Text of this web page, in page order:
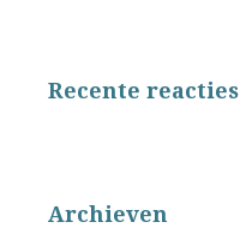
Recente reacties
Archieven